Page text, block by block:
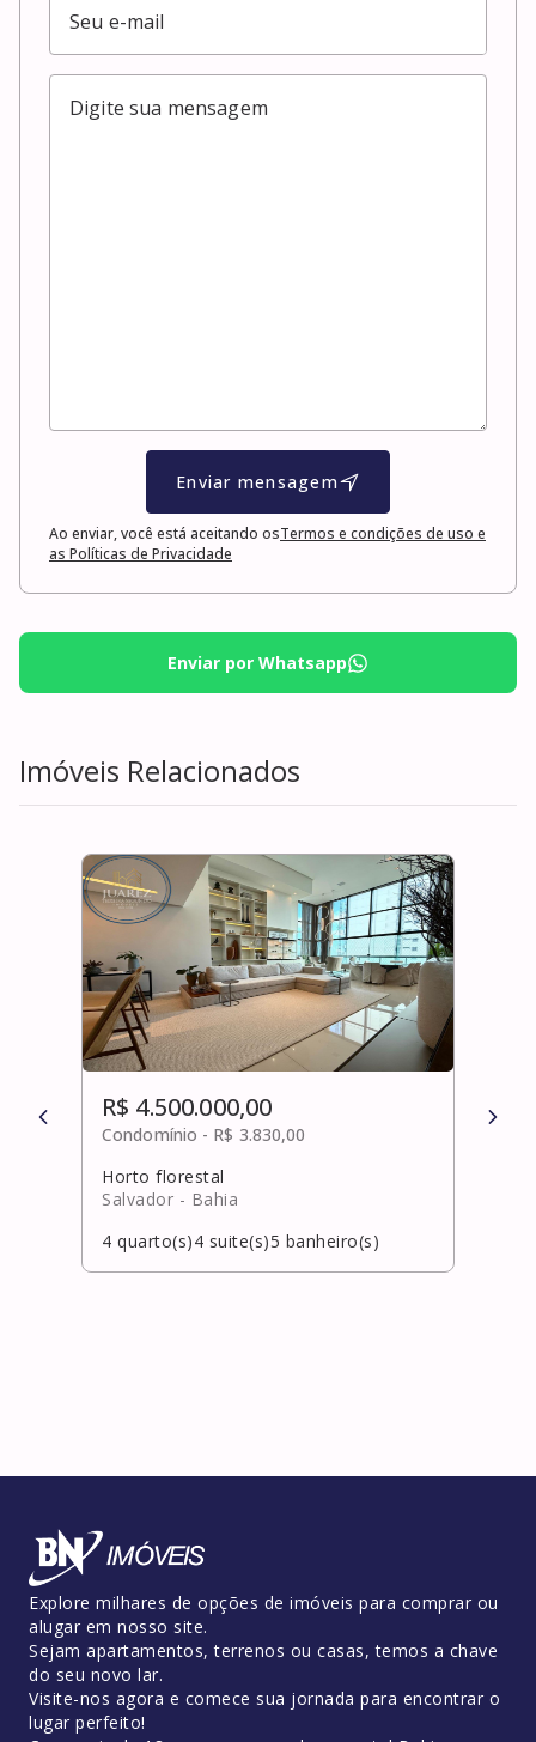
Enviar mensagem
Ao enviar, você está aceitando osTermos e condições de uso e
as Políticas de Privacidade
Enviar por Whatsapp
Imóveis Relacionados
R$ 4.500.000,00
Condomínio - R$ 3.830,00
Horto florestal
Salvador - Bahia
4 quarto(s)4 suite(s)5 banheiro(s)
R$
Explore milhares de opções de imóveis para comprar ou
alugar em nosso site.
Sejam apartamentos, terrenos ou casas, temos a chave
do seu novo lar.
Visite-nos agora e comece sua jornada para encontrar o
lugar perfeito!